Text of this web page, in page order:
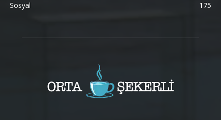
Sosyal
175